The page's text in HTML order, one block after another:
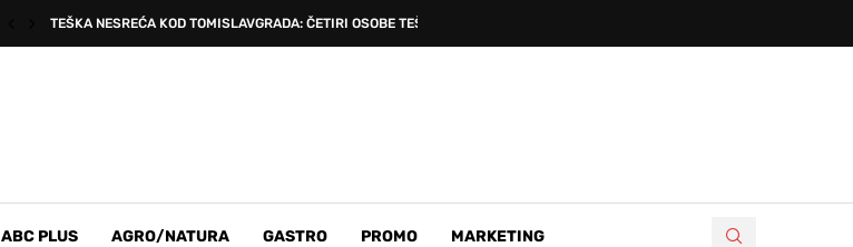
TEŠKA NESREĆA KOD TOMISLAVGRADA: ČETIRI OSOBE TEŠKO OZLIJEĐENE...
ABC PLUS AGRO/NATURA GASTRO PROMO MARKETING